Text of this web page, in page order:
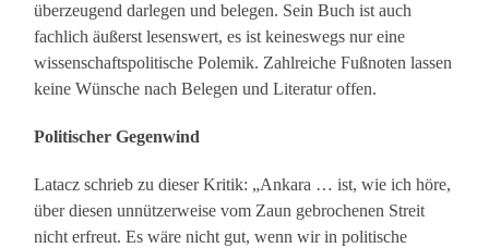
überzeugend darlegen und belegen. Sein Buch ist auch
fachlich äußerst lesenswert, es ist keineswegs nur eine
wissenschaftspolitische Polemik. Zahlreiche Fußnoten lassen
keine Wünsche nach Belegen und Literatur offen.
Politischer Gegenwind
Latacz schrieb zu dieser Kritik: „Ankara … ist, wie ich höre,
über diesen unnützerweise vom Zaun gebrochenen Streit
nicht erfreut. Es wäre nicht gut, wenn wir in politische